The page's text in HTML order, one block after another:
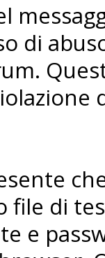
di
file di
e